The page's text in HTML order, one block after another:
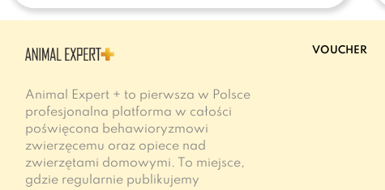
Animal Expert + to pierwsza w Polsce
profesjonalna platforma w całości
poświęcona behawioryzmowi
zwierzęcemu oraz opiece nad
zwierzętami domowymi. To miejsce,
gdzie regularnie publikujemy
VOUCHER